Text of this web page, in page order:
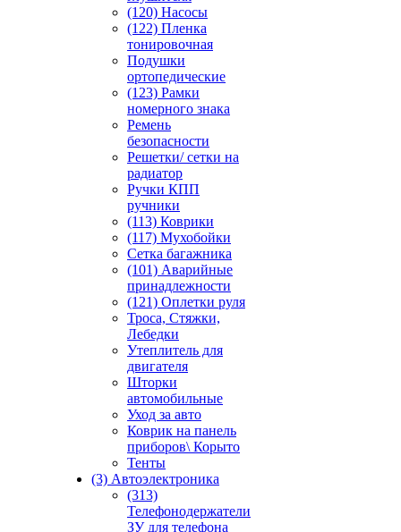
(120) Насосы
(122) Пленка
тонировочная
Подушки
ортопедические
(123) Рамки
номерного знака
Ремень
безопасности
Решетки/ сетки на
радиатор
Ручки КПП
ручники
(113) Коврики
(117) Мухобойки
Сетка багажника
(101) Аварийные
принадлежности
(121) Оплетки руля
Троса, Стяжки,
Лебедки
Утеплитель для
двигателя
Шторки
автомобильные
Уход за авто
Коврик на панель
приборов\ Корыто
Тенты
(3) Автоэлектроника
(313)
Телефонодержатели
ЗУ для телефона